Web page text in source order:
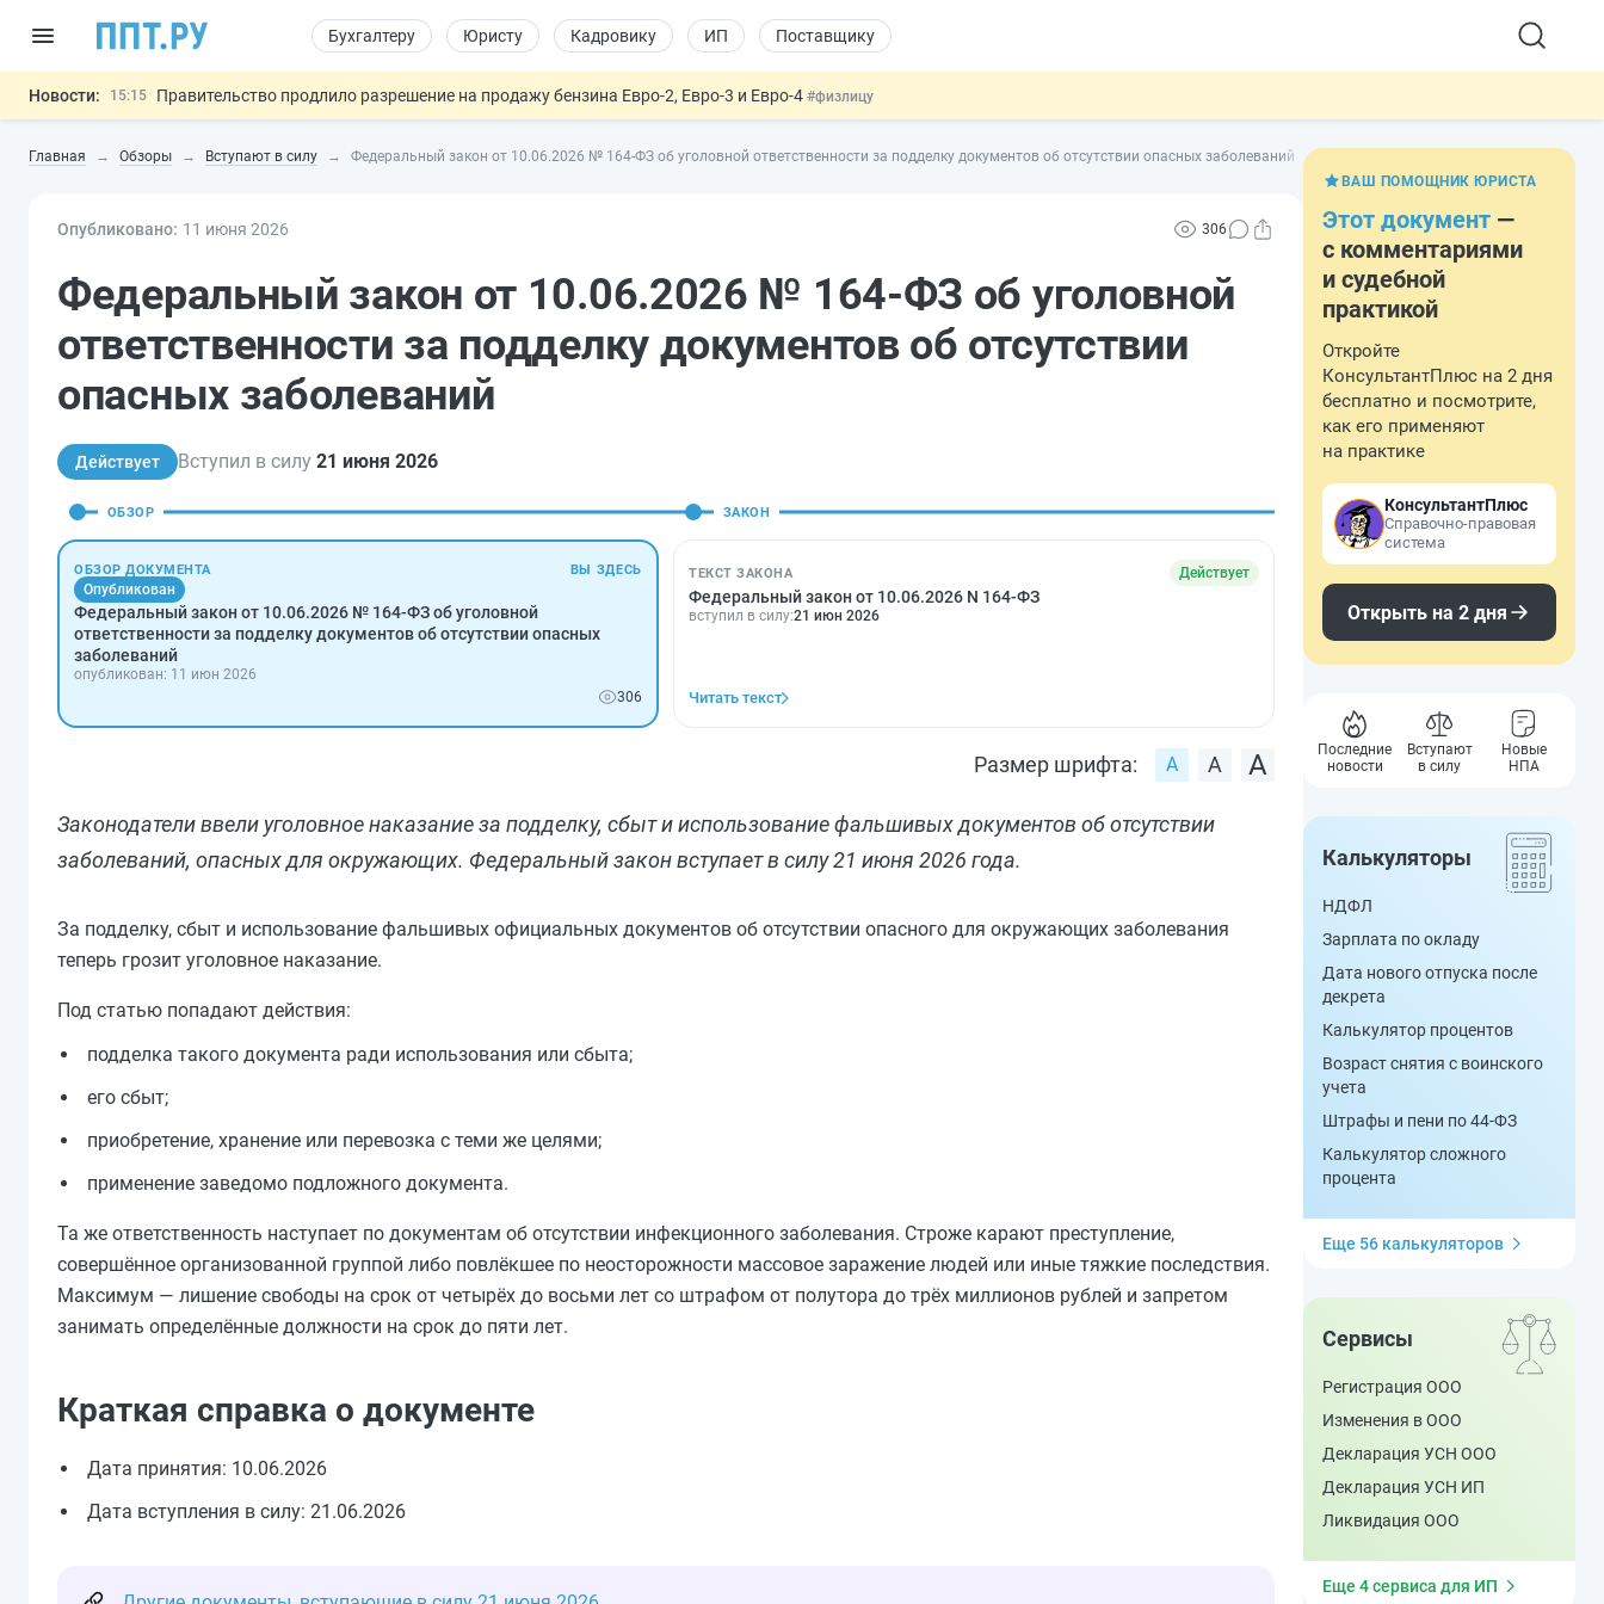
Бухгалтеру Юристу Кадровику ИП Поставщику
Новости: 15:15 Правительство продлило разрешение на продажу бензина Евро-2, Евро-3 и Евро-4 #физлицу
13:48
Важно Обеспечительный платёж СПОТ могут заменить банковской гарантией #бухгалтеру
15:51 МВД запускает автоматическое аннулирование патента иностранцев за неуплату НДФЛ
Главная Обзоры Вступают в силу Федеральный закон от 10.06.2026 № 164-ФЗ об уголовной ответственности за подделку документов об отсутствии опасных заболеваний
Опубликовано: 11 июня 2026 306
Федеральный закон от 10.06.2026 № 164-ФЗ об уголовной
ответственности за подделку документов об отсутствии
опасных заболеваний
Действует Вступил в силу 21 июня 2026
ОБЗОР
ОБЗОР ДОКУМЕНТА ВЫ ЗДЕСЬ
Опубликован
Федеральный закон от 10.06.2026 № 164-ФЗ об уголовной
ответственности за подделку документов об отсутствии опасных
заболеваний
опубликован: 11 июн 2026
306
ЗАКОН
ТЕКСТ ЗАКОНА Действует
Федеральный закон от 10.06.2026 N 164-ФЗ
вступил в силу:21 июн 2026
Читать текст
Размер шрифта:
Законодатели ввели уголовное наказание за подделку, сбыт и использование фальшивых документов об отсутствии
заболеваний, опасных для окружающих. Федеральный закон вступает в силу 21 июня 2026 года.
За подделку, сбыт и использование фальшивых официальных документов об отсутствии опасного для окружающих заболевания
теперь грозит уголовное наказание.
Под статью попадают действия:
подделка такого документа ради использования или сбыта;
его сбыт;
приобретение, хранение или перевозка с теми же целями;
применение заведомо подложного документа.
Та же ответственность наступает по документам об отсутствии инфекционного заболевания. Строже карают преступление,
совершённое организованной группой либо повлёкшее по неосторожности массовое заражение людей или иные тяжкие последствия.
Максимум — лишение свободы на срок от четырёх до восьми лет со штрафом от полутора до трёх миллионов рублей и запретом
занимать определённые должности на срок до пяти лет.
Краткая справка о документе
Дата принятия: 10.06.2026
Дата вступления в силу: 21.06.2026
ВАШ ПОМОЩНИК ЮРИСТА
Этот документ —
с комментариями
и судебной
практикой
Откройте
КонсультантПлюс на 2 дня
бесплатно и посмотрите,
как его применяют
на практике
КонсультантПлюс
Справочно-правовая
система
Открыть на 2 дня
Последние
новости
Вступают
в силу
Новые
НПА
Калькуляторы
НДФЛ
Зарплата по окладу
Дата нового отпуска после
декрета
Калькулятор процентов
Возраст снятия с воинского
учета
Штрафы и пени по 44-ФЗ
Калькулятор сложного
процента
Еще 56 калькуляторов
Сервисы
Регистрация ООО
Изменения в ООО
Декларация УСН ООО
Декларация УСН ИП
Ликвидация ООО
Еще 4 сервиса для ИП